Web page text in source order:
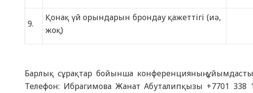
9.
Қонақ үй орындарын брондау қажеттігі (иә,
жоқ)
Барлық сұрақтар бойынша конференцияның
Телефон: Ибрагимова Жанат Абуталипқызы +7701 338